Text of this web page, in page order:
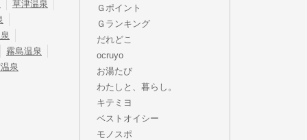
草津温泉
霧島温泉
泉
Ｇポイント
Ｇランキング
だれどこ
ocruyo
お湯たび
わたしと、暮らし。
キテミヨ
ベストオイシー
モノスポ